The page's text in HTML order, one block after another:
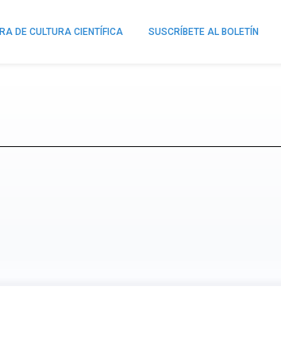
DE CULTURA CIENTÍFICA SUSCRÍBETE AL BOLETÍN